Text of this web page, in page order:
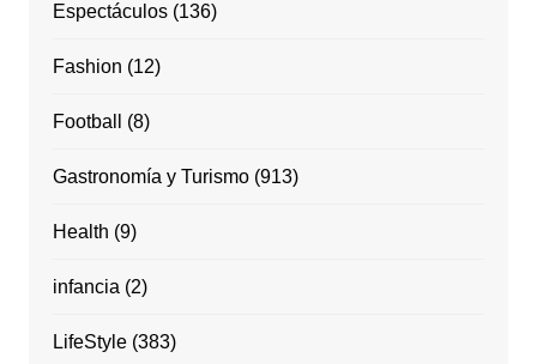
Espectáculos(136)
Fashion (12)
Football (8)
Gastronomía y Turismo(913)
Health (9)
infancia (2)
LifeStyle(383)